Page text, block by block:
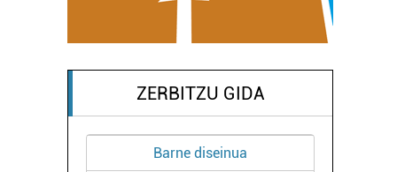
ZERBITZU GIDA
Barne diseinua